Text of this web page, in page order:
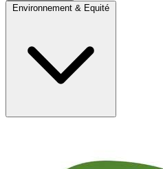
Environnement & Equité